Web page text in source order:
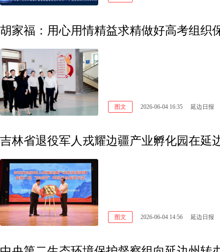
胡家福：用心用情精益求精做好高考组织
图文 2026-06-04 16:35 延边日报
吉林省退役军人戎耀边疆产业孵化园在延
图文 2026-06-04 14:56 延边日报